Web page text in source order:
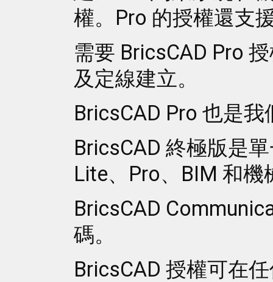
權。Pro 的授權還支
需要 BricsCAD Pro
及定線建立。
BricsCAD Pro 也是
BricsCAD 終極版是
Lite、Pro、BIM 和機
BricsCAD
碼。
BricsCAD 授權可在